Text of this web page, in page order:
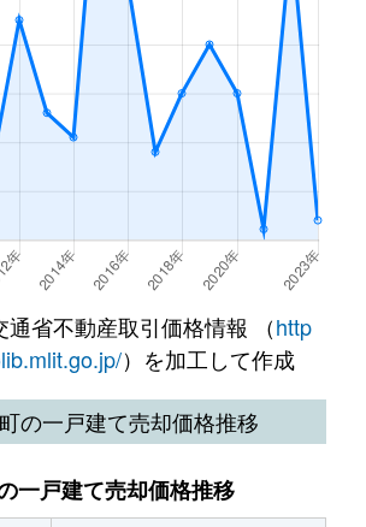
省不動産取引価格情報 （http
）を加工して作成
の一戸建て売却価格推移
一戸建て売却価格推移